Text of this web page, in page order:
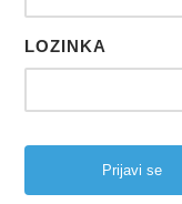
LOZINKA